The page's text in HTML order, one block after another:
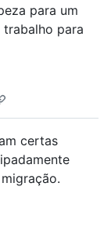
para um
para
certas